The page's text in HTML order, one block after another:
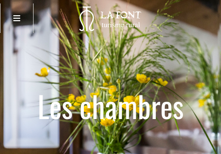
Les chambres